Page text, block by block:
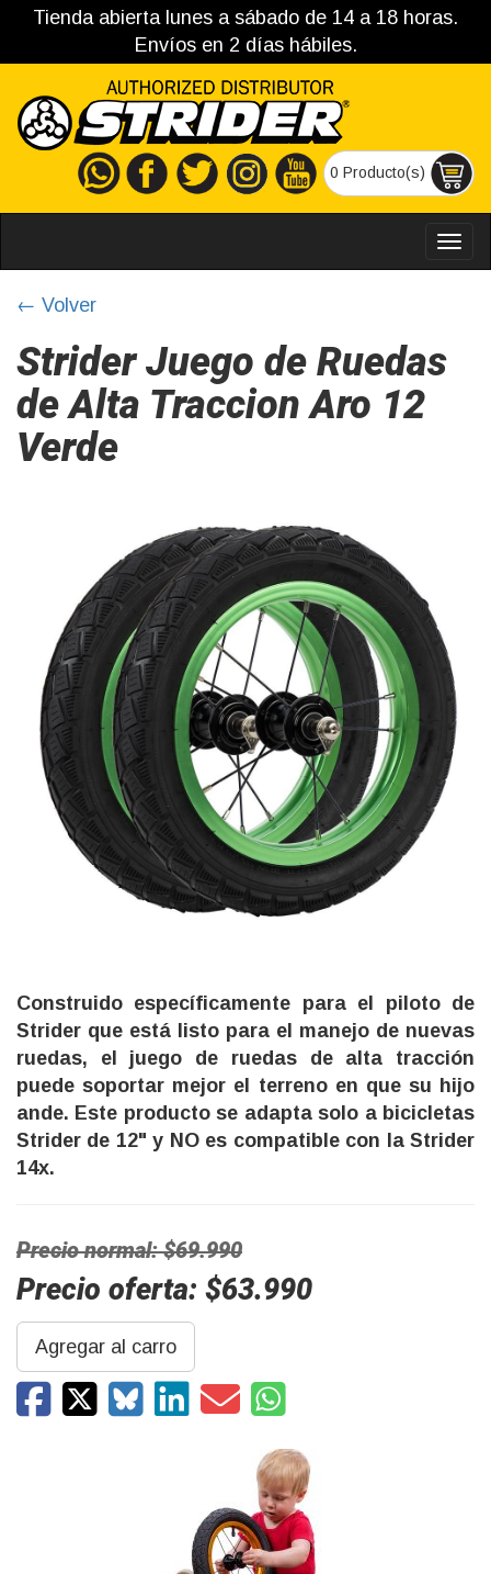
Tienda abierta lunes a sábado de 14 a 18 horas.
Envíos en 2 días hábiles.
0 Producto(s)
← Volver
Strider Juego de Ruedas
de Alta Traccion Aro 12
Verde
Construido específicamente para el piloto de
Strider que está listo para el manejo de nuevas
ruedas, el juego de ruedas de alta tracción
puede soportar mejor el terreno en que su hijo
ande. Este producto se adapta solo a bicicletas
Strider de 12" y NO es compatible con la Strider
14x.
Precio normal: $69.990
Precio oferta: $63.990
Agregar al carro